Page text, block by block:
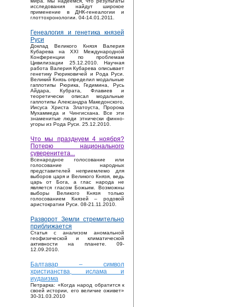
исследования найдут широкое
применение в ДНК-генеалогии и
глоттохронологии. 04-14.01.2011.
Генеалогия и генетика князей
Руси
Доклад Великого Князя Валерия
Кубарева на XXI Международной
Конференции по проблемам
Цивилизации 25.12.2010. Научная
работа Валерия Кубарева описывает
генетику Рюриковичей и Рода Руси.
Великий Князь определил модальные
гаплотипы Рюрика, Гедимина, Русь
Айдара, Кубрата, Флавиев и
теоретически описал модальные
гаплотипы Александра Македонского,
Иисуса Христа Златоуста, Пророка
Мухаммеда и Чингисхана. Все эти
знаменитые люди этнически финно-
угоры из Рода Руси. 25.12.2010.
Что мы празднуем 4 ноября?
Потерю национального
суверенитета...
Bсенародное голосование или
голосование народных
представителей неприемлемо для
выборов царя и Великого Князя, ведь
царь от Бога, а глас народа не
является гласом Божьим. Возможны
выборы Великого Князя только
голосованием Князей – родовой
аристократии Руси. 08-21.11.2010.
Разворот Земли стремительно
приближается
Статья с анализом аномальной
геофизической и климатической
активности на планете. 09-
12.09.2010.
Балтавар – символ
христианства, ислама и
иудаизма
Петрарка: «Когда народ обратится к
своей истории, его величие оживет»
30-31.03.2010